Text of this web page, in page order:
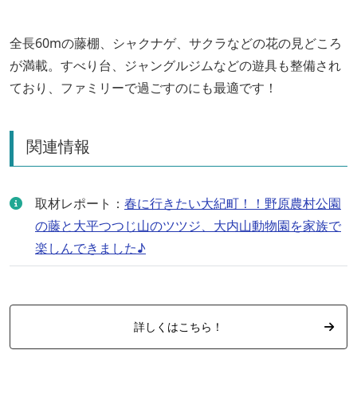
全長60mの藤棚、シャクナゲ、サクラなどの花の見どころ
が満載。すべり台、ジャングルジムなどの遊具も整備され
ており、ファミリーで過ごすのにも最適です！
関連情報
取材レポート： 春に行きたい大紀町！！野原農村公園
の藤と大平つつじ山のツツジ、大内山動物園を家族で
楽しんできました♪
詳しくはこちら！